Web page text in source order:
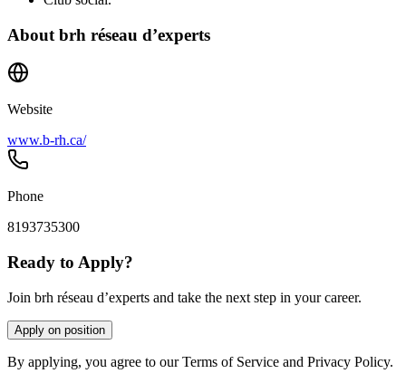
About brh réseau d’experts
Website
www.b-rh.ca/
Phone
8193735300
Ready to Apply?
Join brh réseau d’experts and take the next step in your career.
Apply on position
By applying, you agree to our Terms of Service and Privacy Policy.